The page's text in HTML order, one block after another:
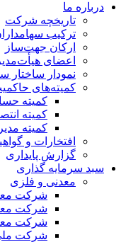
درباره ما
تاریخچه شرکت
ترکیب
ارکان جهت‌ساز
اعضای
نمودار ساختار
کمیته‌های
کمیته
کمیته
کمیته
افتخارات و
گزارش پایداری
سبد سرمایه گذاری
معدنی و فلزی
شرکت
شرکت
شرکت
شرکت